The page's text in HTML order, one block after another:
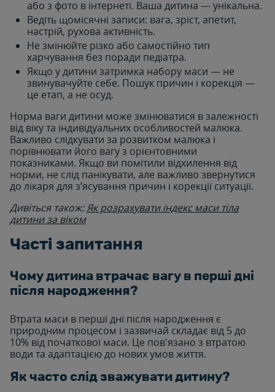
або з фото в інтернеті. Ваша дитина — унікальна.
Ведіть щомісячні записи: вага, зріст, апетит,
настрій, рухова активність.
Не змінюйте різко або самостійно тип
харчування без поради педіатра.
Якщо у дитини затримка набору маси — не
звинувачуйте себе. Пошук причин і корекція —
це етап, а не осуд.
Норма ваги дитини може змінюватися в залежності
від віку та індивідуальних особливостей малюка.
Важливо слідкувати за розвитком малюка і
порівнювати його вагу з орієнтовними
показниками. Якщо ви помітили відхилення від
норми, не слід панікувати, але важливо звернутися
до лікаря для з’ясування причин і корекції ситуації.
Дивіться також:Як розрахувати індекс маси тіла
дитини за віком
Часті запитання
Чому дитина втрачає вагу в перші дні
після народження?
Втрата маси в перші дні після народження є
природним процесом і зазвичай складає від 5 до
10% від початкової маси. Це пов'язано з втратою
води та адаптацією до нових умов життя.
Як часто слід зважувати дитину?